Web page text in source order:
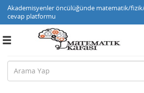
Akademisyenler öncülüğünde matematik/
cevap platformu
Toggle